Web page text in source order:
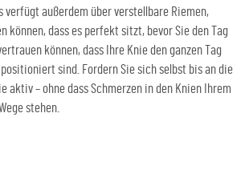
verfügt außerdem über verstellbare Riemen,
können, dass es perfekt sitzt, bevor Sie den Tag
können, dass Ihre Knie den ganzen Tag
sind. Fordern Sie sich selbst bis an die
aktiv – ohne dass Schmerzen in den Knien Ihrem
stehen.